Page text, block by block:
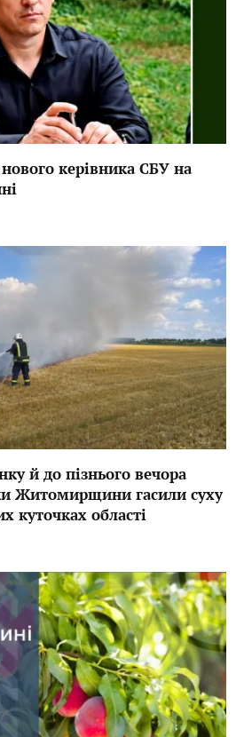
керівника СБУ на
й до пізнього вечора
Житомирщини гасили суху
куточках області